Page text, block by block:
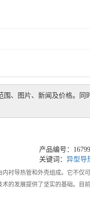
围、图片、新闻及价格。同
产品编号：
关键词： 异型导
衬导热管和外壳组成。它不仅
的发展提供了坚实的基础。目